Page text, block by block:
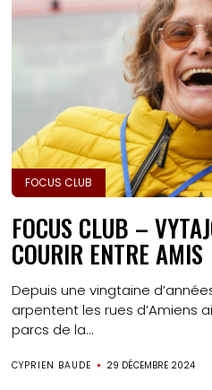
FOCUS CLUB
FOCUS CLUB –
COURIR ENTRE AMIS
Depuis une vingtaine
arpentent les rues d’Amiens
parcs de la...
CYPRIEN BAUDE 29 DÉCEMBRE 2024